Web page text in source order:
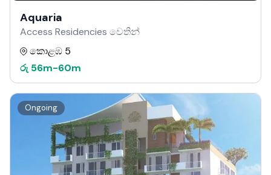
Aquaria
Access Residencies වෙතින්
කොළඹ 5
රු 56m-60m
Ongoing